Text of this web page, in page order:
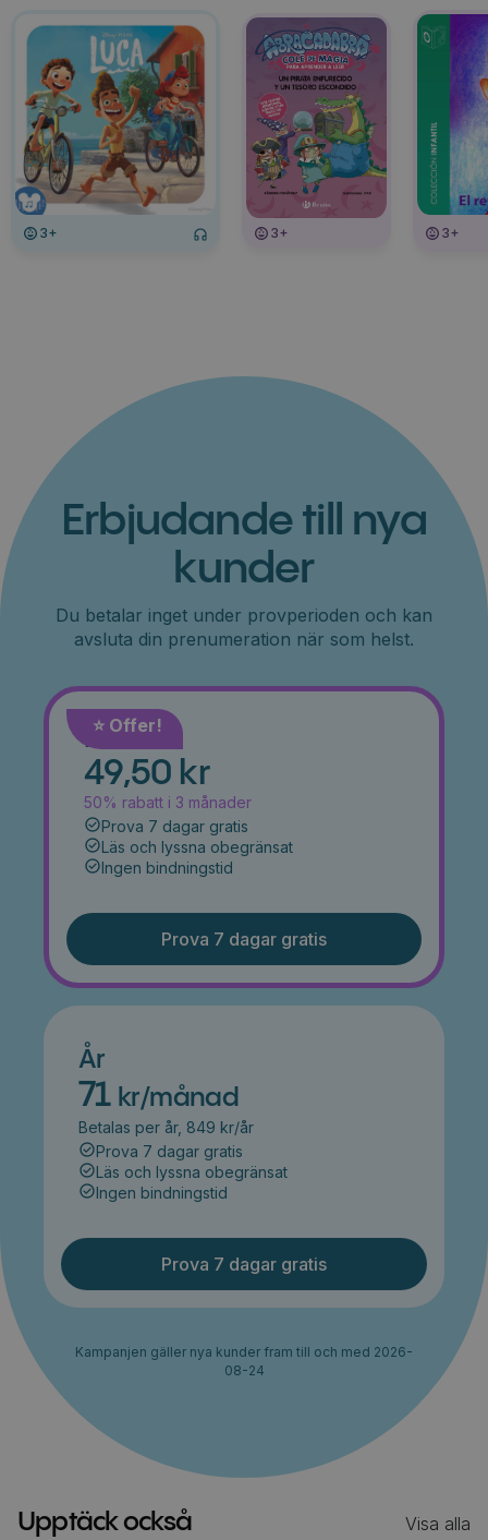
3+ 3+ 3+
Erbjudande till nya
kunder
Du betalar inget under provperioden och kan
avsluta din prenumeration när som helst.
⭐️ Offer!
Månad
49,50 kr
50% rabatt i 3 månader
Prova 7 dagar gratis
Läs och lyssna obegränsat
Ingen bindningstid
Prova 7 dagar gratis
År
71 kr/månad
Betalas per år, 849 kr/år
Prova 7 dagar gratis
Läs och lyssna obegränsat
Ingen bindningstid
Prova 7 dagar gratis
Kampanjen gäller nya kunder fram till och med 2026-
08-24
Upptäck också Visa alla